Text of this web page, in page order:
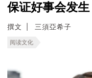
保证好事会发生
撰文 三須亞希子
阅读文化